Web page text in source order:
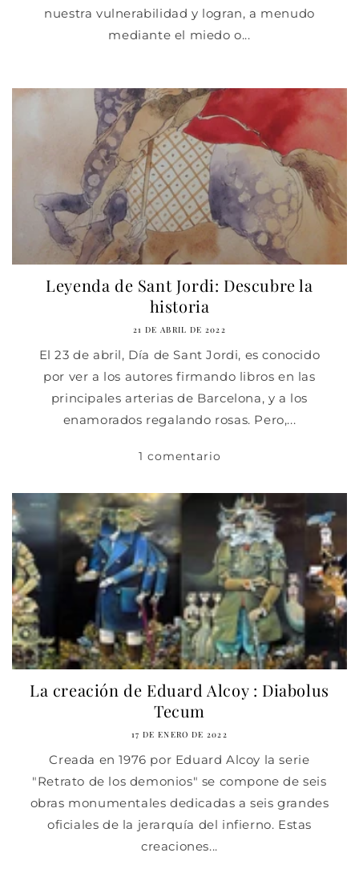
nuestra vulnerabilidad y logran, a menudo
mediante el miedo o...
Leyenda de Sant Jordi: Descubre la
historia
21 DE ABRIL DE 2022
El 23 de abril, Día de Sant Jordi, es conocido
por ver a los autores firmando libros en las
principales arterias de Barcelona, y a los
enamorados regalando rosas. Pero,...
1 comentario
La creación de Eduard Alcoy : Diabolus
Tecum
17 DE ENERO DE 2022
Creada en 1976 por Eduard Alcoy la serie
"Retrato de los demonios" se compone de seis
obras monumentales dedicadas a seis grandes
oficiales de la jerarquía del infierno. Estas
creaciones...